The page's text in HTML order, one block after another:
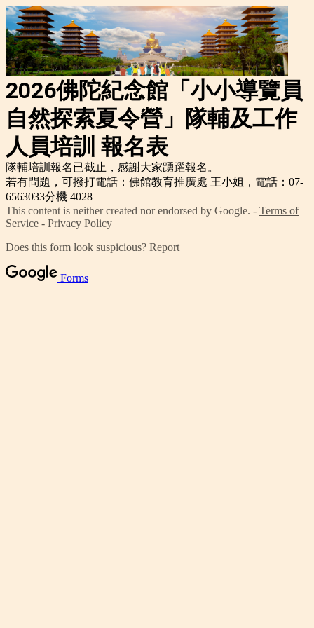
2026佛陀紀念館「小小導覽員
自然探索夏令營」 隊輔及工作
人員培訓 報名表
隊輔培訓報名已截止，感謝大家踴躍報名。
若有問題，可撥打電話：佛館教育推廣處 王小姐，電話：07-
6563033分機 4028
This content is neither created nor endorsed by Google. - Terms of
Service - Privacy Policy
Does this form look suspicious? Report
Forms